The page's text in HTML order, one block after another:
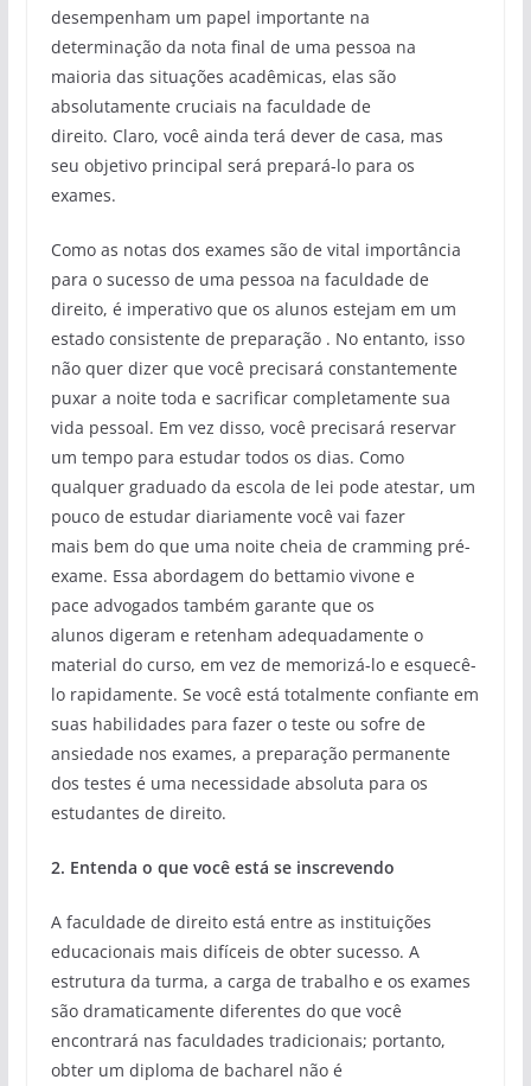
desempenham um papel importante na
determinação da nota final de uma pessoa na
maioria das situações acadêmicas, elas são
absolutamente cruciais na faculdade de
direito. Claro, você ainda terá dever de casa, mas
seu objetivo principal será prepará-lo para os
exames.
Como as notas dos exames são de vital importância
para o sucesso de uma pessoa na faculdade de
direito, é imperativo que os alunos estejam em um
estado consistente de preparação . No entanto, isso
não quer dizer que você precisará constantemente
puxar a noite toda e sacrificar completamente sua
vida pessoal. Em vez disso, você precisará reservar
um tempo para estudar todos os dias. Como
qualquer graduado da escola de lei pode atestar, um
pouco de estudar diariamente você vai fazer
mais bem do que uma noite cheia de cramming pré-
exame. Essa abordagem do bettamio vivone e
pace advogados também garante que os
alunos digeram e retenham adequadamente o
material do curso, em vez de memorizá-lo e esquecê-
lo rapidamente. Se você está totalmente confiante em
suas habilidades para fazer o teste ou sofre de
ansiedade nos exames, a preparação permanente
dos testes é uma necessidade absoluta para os
estudantes de direito.
2. Entenda o que você está se inscrevendo
A faculdade de direito está entre as instituições
educacionais mais difíceis de obter sucesso. A
estrutura da turma, a carga de trabalho e os exames
são dramaticamente diferentes do que você
encontrará nas faculdades tradicionais; portanto,
obter um diploma de bacharel não é